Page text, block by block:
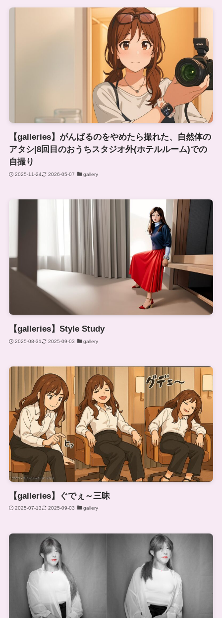
【galleries】がんばるのをやめたら撮れた、自然体の
アタシ|8回目のおうちスタジオ外(ホテルルーム)での
自撮り
2025-11-24 2026-05-07 gallery
【galleries】Style Study
2025-08-31 2025-09-03 gallery
【galleries】ぐでぇ～三昧
2025-07-13 2025-09-03 gallery